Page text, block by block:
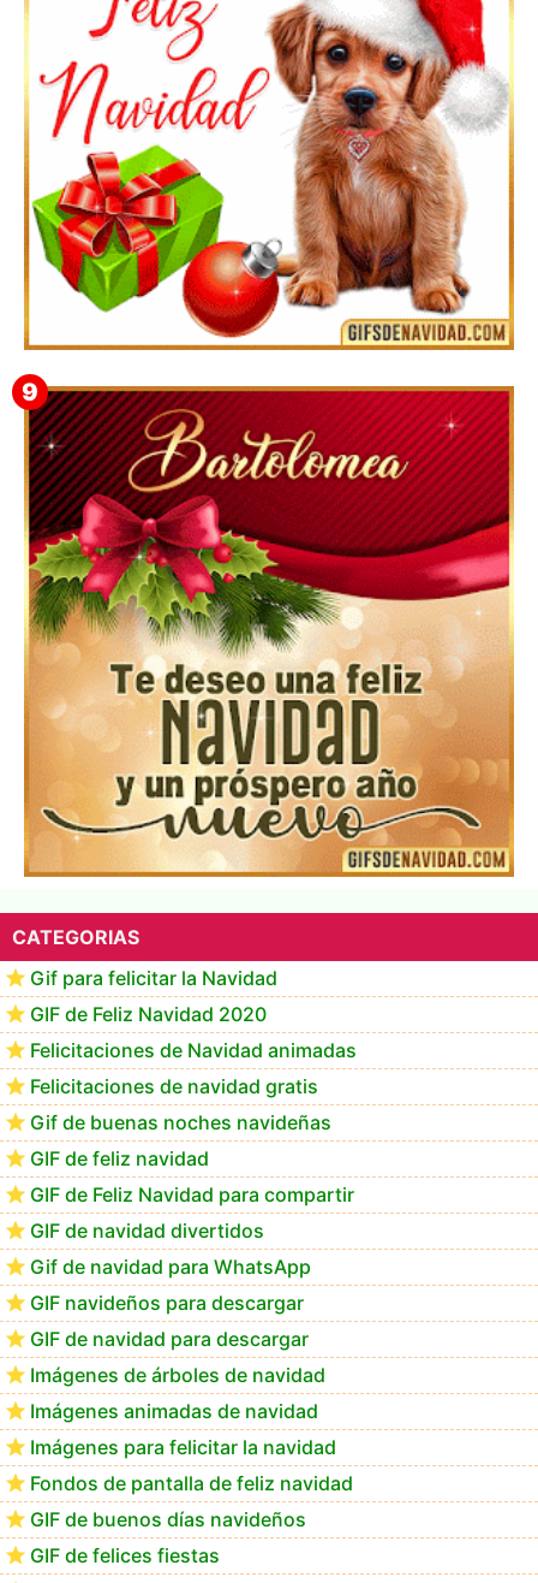
Te deseo una Feliz Navidad Marlene
▷ Los Mejores Fondos de pantalla de feliz navidad
2022 📖
Te deseo una Feliz Navidad Bartolomea
CATEGORIAS
Gif para felicitar la Navidad
GIF de Feliz Navidad 2020
Felicitaciones de Navidad animadas
Felicitaciones de navidad gratis
Gif de buenas noches navideñas
GIF de feliz navidad
GIF de Feliz Navidad para compartir
GIF de navidad divertidos
Gif de navidad para WhatsApp
GIF navideños para descargar
GIF de navidad para descargar
Imágenes de árboles de navidad
Imágenes animadas de navidad
Imágenes para felicitar la navidad
Fondos de pantalla de feliz navidad
GIF de buenos días navideños
GIF de felices fiestas